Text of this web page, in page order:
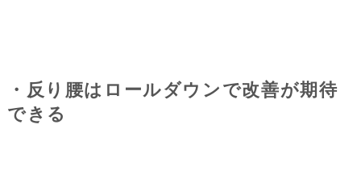
・反り腰はロールダウンで改善が期待
できる